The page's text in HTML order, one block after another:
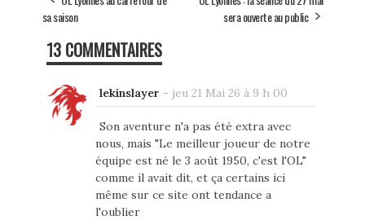
sa saison
sera ouverte au public
13 COMMENTAIRES
lekinslayer - jeu 21 Mai 26 à 9 h 00
Son aventure n'a pas été extra avec
nous, mais "Le meilleur joueur de notre
équipe est né le 3 août 1950, c'est l'OL"
comme il avait dit, et ça certains ici
même sur ce site ont tendance a
l'oublier